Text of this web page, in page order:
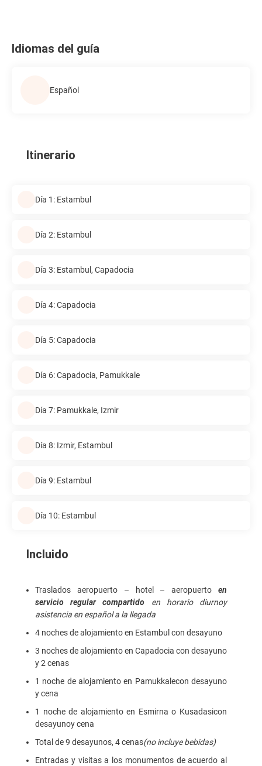
Idiomas del guía
Español
Itinerario
Día 1: Estambul
Día 2: Estambul
Día 3: Estambul, Capadocia
Día 4: Capadocia
Día 5: Capadocia
Día 6: Capadocia, Pamukkale
Día 7: Pamukkale, Izmir
Día 8: Izmir, Estambul
Día 9: Estambul
Día 10: Estambul
Incluido
Traslados aeropuerto – hotel – aeropuerto en
servicio regular compartido en horario diurnoy
asistencia en español a la llegada
4 noches de alojamiento en Estambul con desayuno
3 noches de alojamiento en Capadocia con desayuno
y 2 cenas
1 noche de alojamiento en Pamukkalecon desayuno
y cena
1 noche de alojamiento en Esmirna o Kusadasicon
desayunoy cena
Total de 9 desayunos, 4 cenas(no incluye bebidas)
Entradas y visitas a los monumentos de acuerdo al